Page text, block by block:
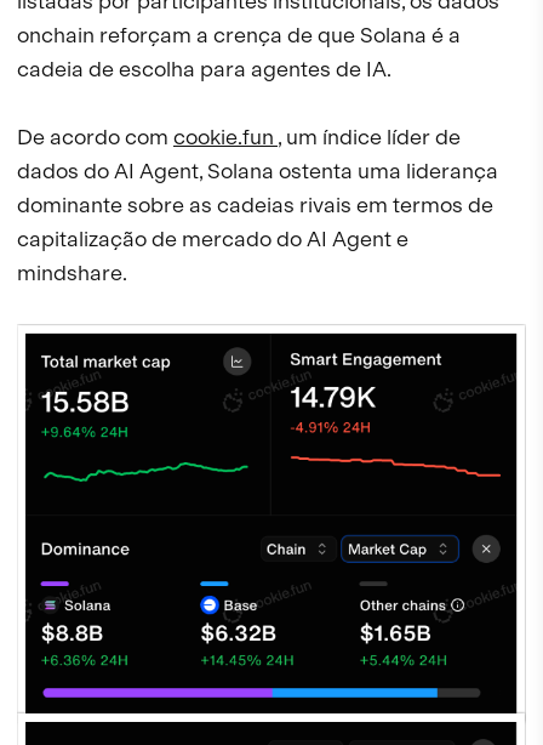
onchain reforçam a crença de que Solana é a
cadeia de escolha para agentes de IA.
De acordo com cookie.fun , um índice líder de
dados do AI Agent, Solana ostenta uma liderança
dominante sobre as cadeias rivais em termos de
capitalização de mercado do AI Agent e
mindshare.